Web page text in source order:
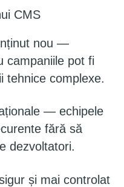
CMS
nou —
campaniile pot fi
tehnice complexe.
— echipele
fără să
dezvoltatori.
și mai controlat